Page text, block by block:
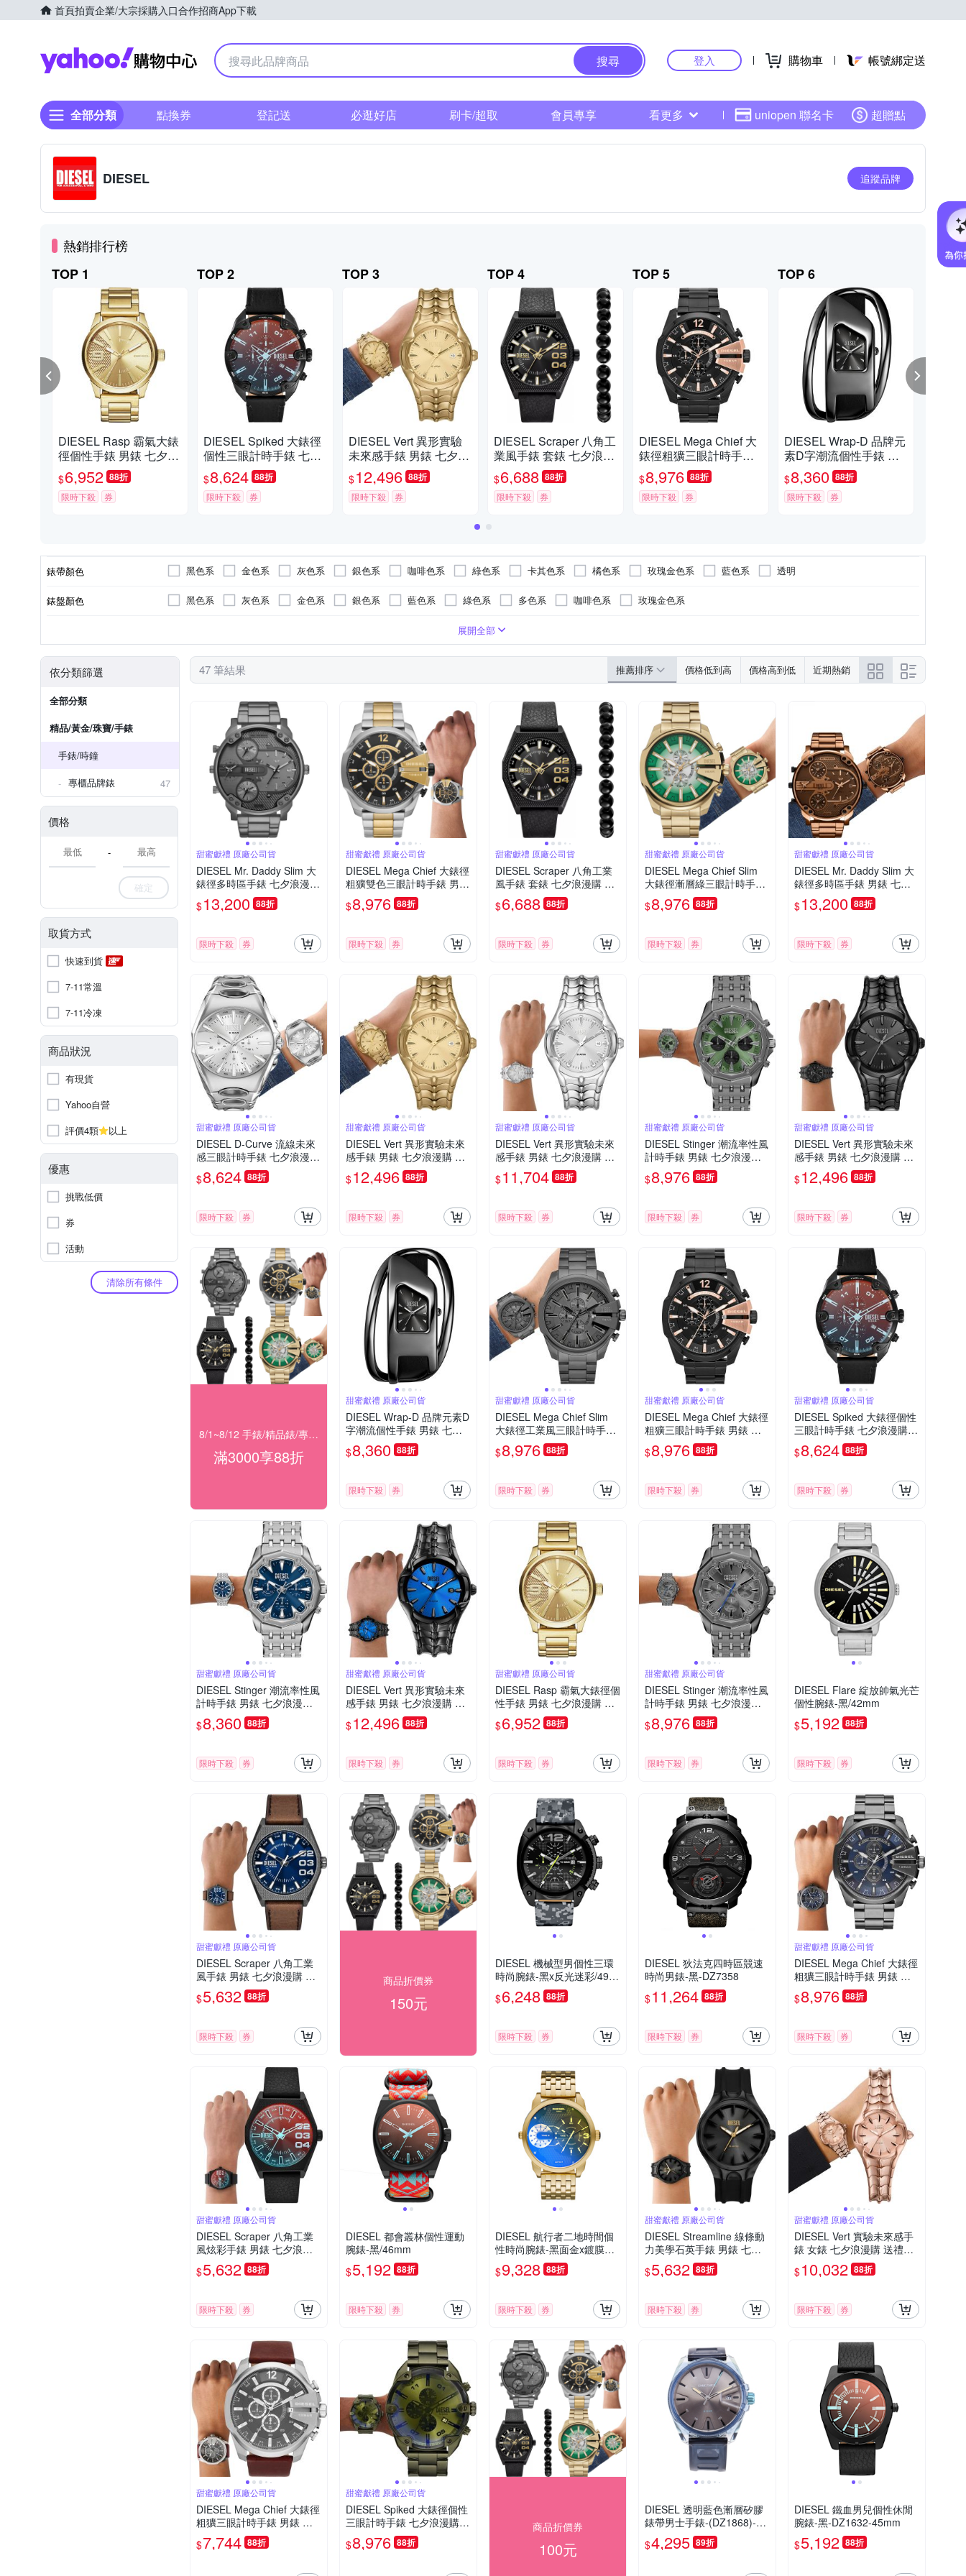
首頁拍賣企業/大宗採購入口合作招商App下載
Yahoo購物中心
搜尋 登入 購物車 帳號綁定送
全部分類 點換券 登記送 必逛好店 刷卡/超取 會員專享 看更多 uniopen 聯名卡 超贈點
DIESEL 追蹤品牌
熱銷排行榜
TOP 1
DIESEL Rasp 霸氣大錶
徑個性手錶 男錶 七夕浪
漫購 送禮首選-46mm D
Z1761
$6,952 88折
限時下殺 券
TOP 2
DIESEL Spiked 大錶徑
個性三眼計時手錶 七夕
浪漫購 送禮首選-49mm
DZ4667
$8,624 88折
限時下殺 券
TOP 3
DIESEL Vert 異形實驗
未來感手錶 男錶 七夕浪
漫購 送禮首選-44mm D
Z2186
$12,496 88折
限時下殺 券
TOP 4
DIESEL Scraper 八角工
業風手錶 套錶 七夕浪漫
購 送禮首選-43mm DZ2
210SET
$6,688 88折
限時下殺 券
TOP 5
DIESEL Mega Chief 大
錶徑粗獷三眼計時手錶
男錶 七夕浪漫購 送禮首
選-51mm DZ4309
$8,976 88折
限時下殺 券
TOP 6
DIESEL Wrap-D 品牌元
素D字潮流個性手錶 男
錶 七夕浪漫購 送禮首
選-黑/44x66mm DZ562
9
$8,360 88折
限時下殺 券
錶帶顏色 黑色系 金色系 灰色系 銀色系 咖啡色系 綠色系 卡其色系 橘色系 玫瑰金色系 藍色系 透明
錶盤顏色 黑色系 灰色系 金色系 銀色系 藍色系 綠色系 多色系 咖啡色系 玫瑰金色系
帆布錶帶
展開全部
依分類篩選
全部分類
精品/黃金/珠寶/手錶
手錶/時鐘
專櫃品牌錶
47
價格
-
確定
取貨方式
快速到貨
7-11常溫
7-11冷凍
商品狀況
有現貨
Yahoo自營
評價4顆
以上
優惠
挑戰低價
券
活動
清除所有條件
47 筆結果 推薦排序 價格低到高 價格高到低 近期熱銷
甜蜜獻禮 原廠公司貨
DIESEL Mr. Daddy Slim 大
錶徑多時區手錶 七夕浪漫購
送禮首選-54mm DZ7487
$13,200 88折
限時下殺 券
甜蜜獻禮 原廠公司貨
DIESEL Mega Chief 大錶徑
粗獷雙色三眼計時手錶 男錶
七夕浪漫購 送禮首選-51m
m DZ4581
$8,976 88折
限時下殺 券
甜蜜獻禮 原廠公司貨
DIESEL Scraper 八角工業
風手錶 套錶 七夕浪漫購 送
禮首選-43mm DZ2210SET
$6,688 88折
限時下殺 券
甜蜜獻禮 原廠公司貨
DIESEL Mega Chief Slim
大錶徑漸層綠三眼計時手錶
七夕浪漫購 送禮首選-48m
m DZ4684
$8,976 88折
限時下殺 券
甜蜜獻禮 原廠公司貨
DIESEL Mr. Daddy Slim 大
錶徑多時區手錶 男錶 七夕
浪漫購 送禮首選-古銅色/54
mm DZ7493
$13,200 88折
限時下殺 券
甜蜜獻禮 原廠公司貨
DIESEL D-Curve 流線未來
感三眼計時手錶 七夕浪漫購
送禮首選-44mm DZ4694
$8,624 88折
限時下殺 券
甜蜜獻禮 原廠公司貨
DIESEL Vert 異形實驗未來
感手錶 男錶 七夕浪漫購 送
禮首選-44mm DZ2186
$12,496 88折
限時下殺 券
甜蜜獻禮 原廠公司貨
DIESEL Vert 異形實驗未來
感手錶 男錶 七夕浪漫購 送
禮首選-44mm DZ2185
$11,704 88折
限時下殺 券
甜蜜獻禮 原廠公司貨
DIESEL Stinger 潮流率性風
計時手錶 男錶 七夕浪漫購
送禮首選-綠x槍灰色/48mm
DZ4711
$8,976 88折
限時下殺 券
甜蜜獻禮 原廠公司貨
DIESEL Vert 異形實驗未來
感手錶 男錶 七夕浪漫購 送
禮首選-44mm DZ2187
$12,496 88折
限時下殺 券
8/1~8/12 手錶/精品錶/專櫃飾品 指定商品滿$3000享88折
滿3000享88折
甜蜜獻禮 原廠公司貨
DIESEL Wrap-D 品牌元素D
字潮流個性手錶 男錶 七夕
浪漫購 送禮首選-黑/44x66
mm DZ5629
$8,360 88折
限時下殺 券
甜蜜獻禮 原廠公司貨
DIESEL Mega Chief Slim
大錶徑工業風三眼計時手錶
七夕浪漫購 送禮首選-48m
m DZ4676
$8,976 88折
限時下殺 券
甜蜜獻禮 原廠公司貨
DIESEL Mega Chief 大錶徑
粗獷三眼計時手錶 男錶 七
夕浪漫購 送禮首選-51mm
DZ4309
$8,976 88折
限時下殺 券
甜蜜獻禮 原廠公司貨
DIESEL Spiked 大錶徑個性
三眼計時手錶 七夕浪漫購
送禮首選-49mm DZ4667
$8,624 88折
限時下殺 券
甜蜜獻禮 原廠公司貨
DIESEL Stinger 潮流率性風
計時手錶 男錶 七夕浪漫購
送禮首選-藍x銀/48mm DZ4
706
$8,360 88折
限時下殺 券
甜蜜獻禮 原廠公司貨
DIESEL Vert 異形實驗未來
感手錶 男錶 七夕浪漫購 送
禮首選-藍x黑/44mm DZ219
8
$12,496 88折
限時下殺 券
甜蜜獻禮 原廠公司貨
DIESEL Rasp 霸氣大錶徑個
性手錶 男錶 七夕浪漫購 送
禮首選-46mm DZ1761
$6,952 88折
限時下殺 券
甜蜜獻禮 原廠公司貨
DIESEL Stinger 潮流率性風
計時手錶 男錶 七夕浪漫購
送禮首選-槍灰色/48mm DZ
4708
$8,976 88折
限時下殺 券
DIESEL Flare 綻放帥氣光芒
個性腕錶-黑/42mm
$5,192 88折
限時下殺 券
甜蜜獻禮 原廠公司貨
DIESEL Scraper 八角工業
風手錶 男錶 七夕浪漫購 送
禮首選-42mm DZ2189
$5,632 88折
限時下殺 券
商品折價券
150元
DIESEL 機械型男個性三環
時尚腕錶-黑x反光迷彩/49m
m
$6,248 88折
限時下殺 券
DIESEL 狄法克四時區競速
時尚男錶-黑-DZ7358
$11,264 88折
限時下殺 券
甜蜜獻禮 原廠公司貨
DIESEL Mega Chief 大錶徑
粗獷三眼計時手錶 男錶 七
夕浪漫購 送禮首選-51mm
DZ4329
$8,976 88折
限時下殺 券
甜蜜獻禮 原廠公司貨
DIESEL Scraper 八角工業
風炫彩手錶 男錶 七夕浪漫
購 送禮首選-42mm DZ2175
$5,632 88折
限時下殺 券
DIESEL 都會叢林個性運動
腕錶-黑/46mm
$5,192 88折
限時下殺 券
DIESEL 航行者二地時間個
性時尚腕錶-黑面金x鍍膜鏡
面/46mm
$9,328 88折
限時下殺 券
甜蜜獻禮 原廠公司貨
DIESEL Streamline 線條動
力美學石英手錶 男錶 七夕
浪漫購 送禮首選-44mm DZ
2217
$5,632 88折
限時下殺 券
甜蜜獻禮 原廠公司貨
DIESEL Vert 實驗未來感手
錶 女錶 七夕浪漫購 送禮首
選-玫瑰金/32mm DZ5604
$10,032 88折
限時下殺 券
甜蜜獻禮 原廠公司貨
DIESEL Mega Chief 大錶徑
粗獷三眼計時手錶 男錶 七
夕浪漫購 送禮首選-51mm
DZ4290
$7,744 88折
甜蜜獻禮 原廠公司貨
DIESEL Spiked 大錶徑個性
三眼計時手錶 七夕浪漫購
送禮首選-49mm DZ4670
$8,976 88折
商品折價券
100元
DIESEL 透明藍色漸層矽膠
錶帶男士手錶-(DZ1868)-44
mm
$4,295 89折
DIESEL 鐵血男兒個性休閒
腕錶-黑-DZ1632-45mm
$5,192 88折